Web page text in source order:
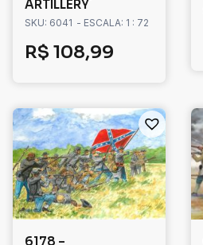
ARTILLERY
SKU: 6041 - ESCALA: 1 : 72
R$ 108,99
6178 –